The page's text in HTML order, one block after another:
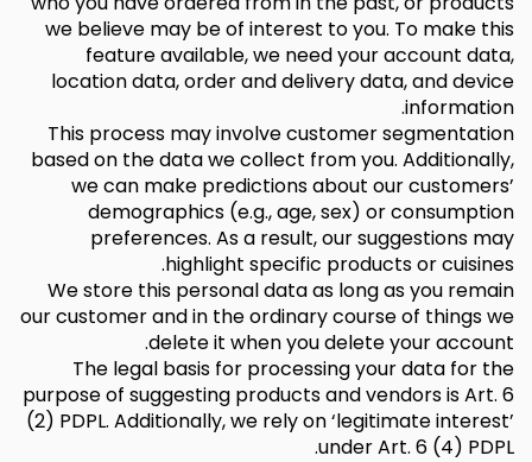
we believe may be of interest to you. To make this
feature available, we need your account data,
location data, order and delivery data, and device
information.
This process may involve customer segmentation
based on the data we collect from you. Additionally,
we can make predictions about our customers’
demographics (e.g., age, sex) or consumption
preferences. As a result, our suggestions may
highlight specific products or cuisines.
We store this personal data as long as you remain
our customer and in the ordinary course of things we
delete it when you delete your account.
The legal basis for processing your data for the
purpose of suggesting products and vendors is Art. 6
(2) PDPL. Additionally, we rely on ‘legitimate interest’
under Art. 6 (4) PDPL.